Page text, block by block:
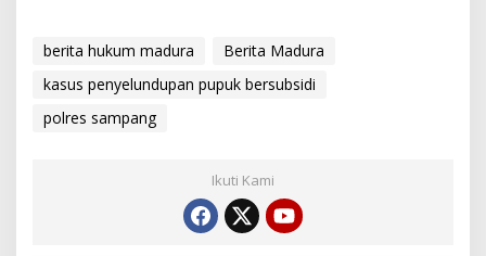
berita hukum madura
Berita Madura
kasus penyelundupan pupuk bersubsidi
polres sampang
Ikuti Kami